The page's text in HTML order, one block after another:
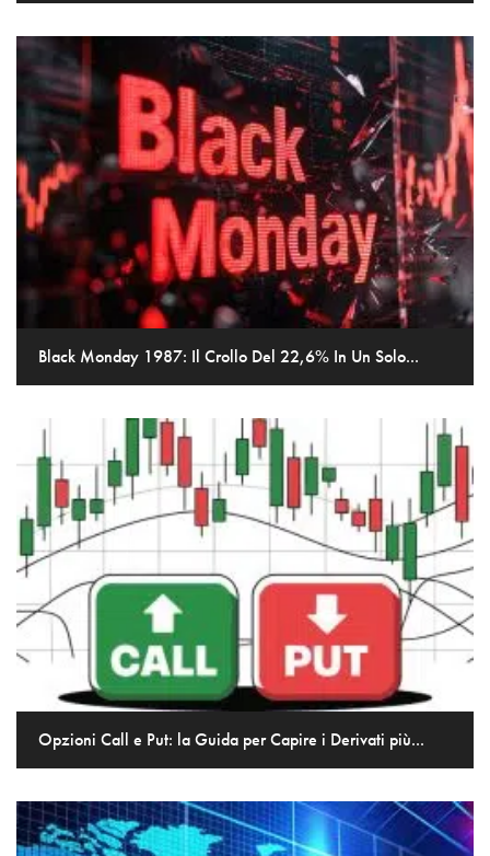
Black Monday 1987: Il Crollo Del 22,6% In Un Solo...
Opzioni Call e Put: la Guida per Capire i Derivati più...